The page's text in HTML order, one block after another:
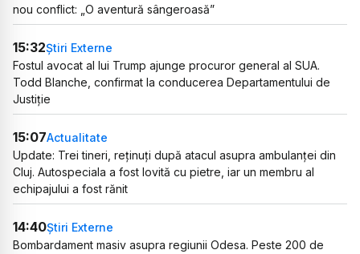
nou conflict: „O aventură sângeroasă”
15:32Știri Externe
Fostul avocat al lui Trump ajunge procuror general al SUA.
Todd Blanche, confirmat la conducerea Departamentului de
Justiție
15:07Actualitate
Update: Trei tineri, reținuți după atacul asupra ambulanței din
Cluj. Autospeciala a fost lovită cu pietre, iar un membru al
echipajului a fost rănit
14:40Știri Externe
Bombardament masiv asupra regiunii Odesa. Peste 200 de